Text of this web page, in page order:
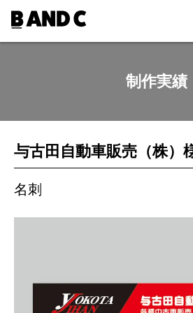
制作実績
与古田自動車販売（株）
名刺